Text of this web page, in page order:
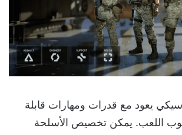
يعود مع قدرات ومهارات قابلة
اللعب. يمكن تخصيص الأسلحة